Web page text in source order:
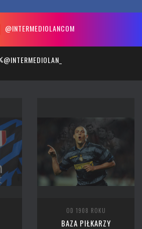
@INTERMEDIOLANCOM
@INTERMEDIOLAN_
OD 1908 ROKU
BAZA PIŁKARZY